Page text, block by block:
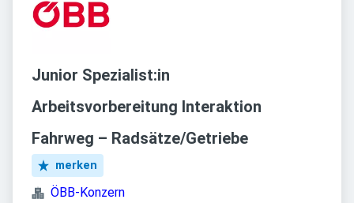
Junior Spezialist:in
Arbeitsvorbereitung Interaktion
Fahrweg – Radsätze/Getriebe
merken
ÖBB-Konzern